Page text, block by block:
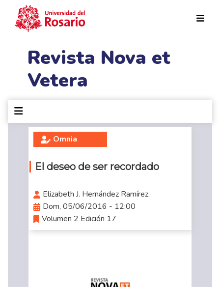
Revista Nova et
Vetera
Omnia
El deseo de ser recordado
Elizabeth J. Hernández Ramírez.
Dom, 05/06/2016 - 12:00
Volumen 2 Edición 17